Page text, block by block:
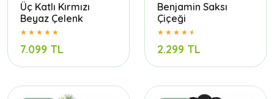
Üç Katlı Kırmızı
Beyaz Çelenk
7.099 TL
Benjamin Saksı
Çiçeği
2.299 TL